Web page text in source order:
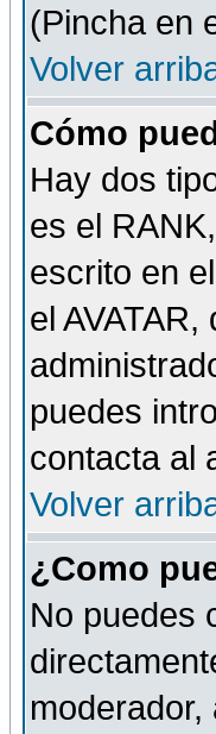
(Pincha en
Volver
Cómo
Hay dos
es el
escrito en
el
puedes
contacta al
Volver
¿Como
No puedes